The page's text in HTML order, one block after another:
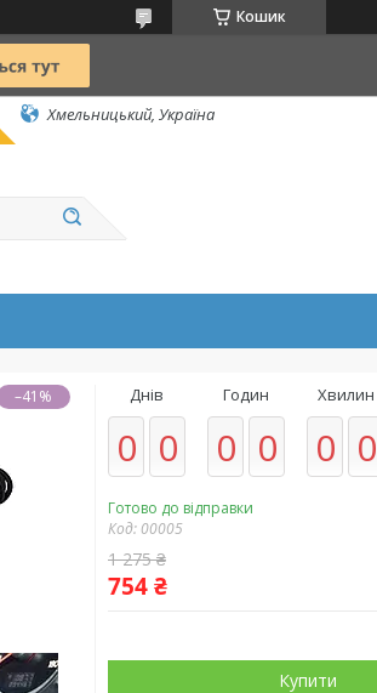
Кошик
Хмельницький, Україна
–41% Днів
0 0
Годин
0 0
Хвилин
0 0
Готово до відправки
Код: 00005
1 275 ₴
754 ₴
Купити